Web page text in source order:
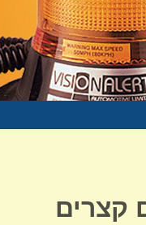
קצרים